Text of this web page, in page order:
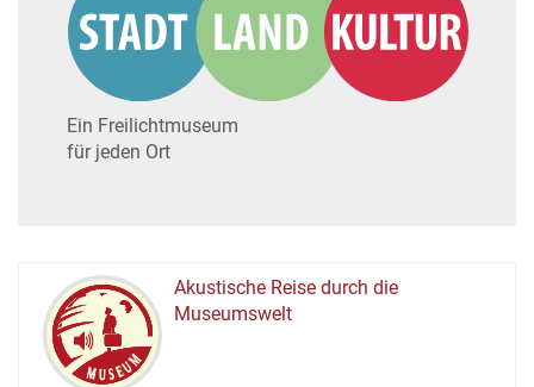
Ein Freilichtmuseum
für jeden Ort
MUSEUM
Akustische Reise durch die
Museumswelt